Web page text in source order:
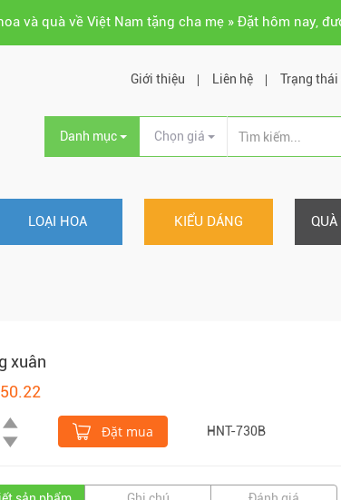
và quà về Việt Nam tặng cha mẹ » Đặt hôm nay,
Giới thiệu Liên hệ Trạng thái
Danh mục Chọn giá
LOẠI HOA KIỂU DÁNG
xuân
Đặt mua HNT-730B